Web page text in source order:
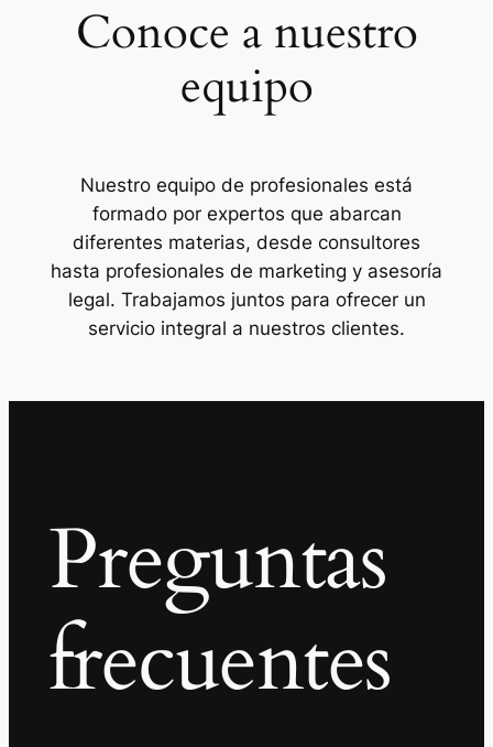
Conoce a nuestro
equipo
Nuestro equipo de profesionales está
formado por expertos que abarcan
diferentes materias, desde consultores
hasta profesionales de marketing y asesoría
legal. Trabajamos juntos para ofrecer un
servicio integral a nuestros clientes.
Preguntas
frecuentes